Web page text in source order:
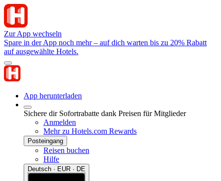
Zur App wechseln
Spare in der App noch mehr – auf dich warten bis zu 20% Rabatt
auf ausgewählte Hotels.
App herunterladen
Sichere dir Sofortrabatte dank Preisen für Mitglieder
Anmelden
Mehr zu Hotels.com Rewards
Posteingang
Reisen buchen
Hilfe
Deutsch · EUR · DE